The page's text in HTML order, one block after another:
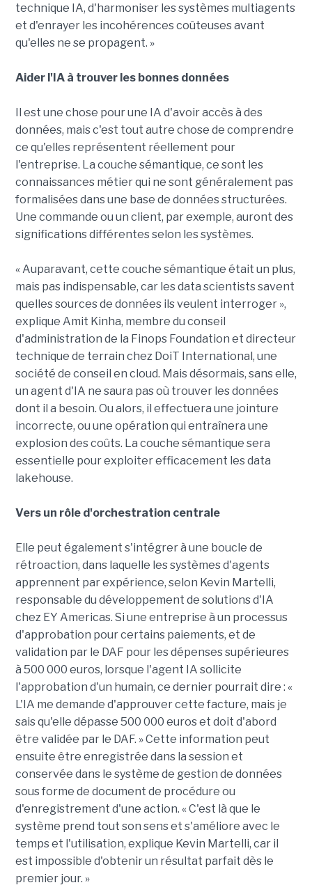
technique IA, d'harmoniser les systèmes multiagents
et d'enrayer les incohérences coûteuses avant
qu'elles ne se propagent. »
Aider l'IA à trouver les bonnes données
Il est une chose pour une IA d'avoir accès à des
données, mais c'est tout autre chose de comprendre
ce qu'elles représentent réellement pour
l'entreprise. La couche sémantique, ce sont les
connaissances métier qui ne sont généralement pas
formalisées dans une base de données structurées.
Une commande ou un client, par exemple, auront des
significations différentes selon les systèmes.
« Auparavant, cette couche sémantique était un plus,
mais pas indispensable, car les data scientists savent
quelles sources de données ils veulent interroger »,
explique Amit Kinha, membre du conseil
d'administration de la Finops Foundation et directeur
technique de terrain chez DoiT International, une
société de conseil en cloud. Mais désormais, sans elle,
un agent d'IA ne saura pas où trouver les données
dont il a besoin. Ou alors, il effectuera une jointure
incorrecte, ou une opération qui entraînera une
explosion des coûts. La couche sémantique sera
essentielle pour exploiter efficacement les data
lakehouse.
Vers un rôle d'orchestration centrale
Elle peut également s'intégrer à une boucle de
rétroaction, dans laquelle les systèmes d'agents
apprennent par expérience, selon Kevin Martelli,
responsable du développement de solutions d'IA
chez EY Americas. Si une entreprise à un processus
d'approbation pour certains paiements, et de
validation par le DAF pour les dépenses supérieures
à 500 000 euros, lorsque l'agent IA sollicite
l'approbation d'un humain, ce dernier pourrait dire : «
L'IA me demande d'approuver cette facture, mais je
sais qu'elle dépasse 500 000 euros et doit d'abord
être validée par le DAF. » Cette information peut
ensuite être enregistrée dans la session et
conservée dans le système de gestion de données
sous forme de document de procédure ou
d'enregistrement d'une action. « C'est là que le
système prend tout son sens et s'améliore avec le
temps et l'utilisation, explique Kevin Martelli, car il
est impossible d'obtenir un résultat parfait dès le
premier jour. »